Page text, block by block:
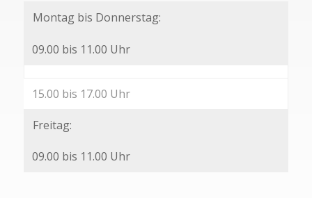
Montag bis Donnerstag:
09.00 bis 11.00 Uhr
15.00 bis 17.00 Uhr
Freitag:
09.00 bis 11.00 Uhr